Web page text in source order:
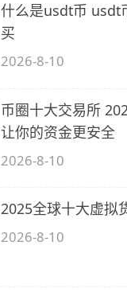
什么是usdt币 usdt
买
2026-8-10
币圈十大交易所
让你的资金更安全
2026-8-10
2025全球十大虚拟
2026-8-10